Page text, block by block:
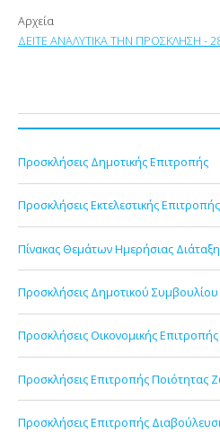
Αρχεία
ΔΕΙΤΕ ΑΝΑΛΥΤΙΚΑ ΤΗΝ ΠΡΟΣΚΛΗΣΗ -
Προσκλήσεις Δημοτικής Επιτροπής
Προσκλήσεις Εκτελεστικής Επιτροπής
Πίνακας Θεμάτων Ημερήσιας
Προσκλήσεις Δημοτικού Συμβουλίου
Προσκλήσεις Οικονομικής Επιτροπής
Προσκλήσεις Επιτροπής Ποιότητας
Προσκλήσεις Επιτροπής